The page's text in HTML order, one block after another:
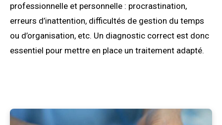
professionnelle et personnelle : procrastination,
erreurs d’inattention, difficultés de gestion du temps
ou d’organisation, etc. Un diagnostic correct est donc
essentiel pour mettre en place un traitement adapté.